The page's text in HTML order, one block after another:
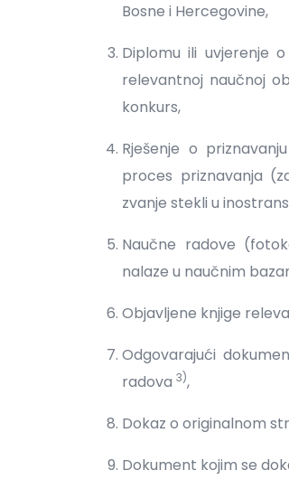
Bosne i Hercegovine,
Diplomu ili uvjerenje
relevantnoj naučnoj
konkurs,
Rješenje o
proces priznavanja
zvanje stekli u
Naučne radove
nalaze u naučnim
Objavljene knjige
Odgovarajući
radova 3),
Dokaz o originalnom
Dokument kojim se